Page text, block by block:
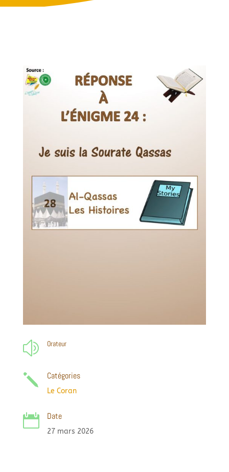
z Orateur
j Catégories
Le Coran
 Date
27 mars 2026